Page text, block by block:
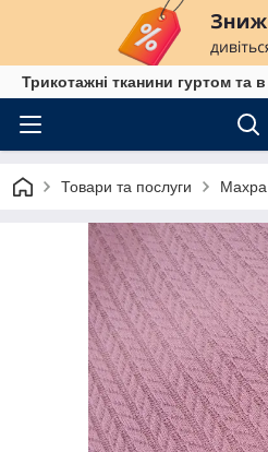
Трикотажні тканини гуртом та
Товари та послуги